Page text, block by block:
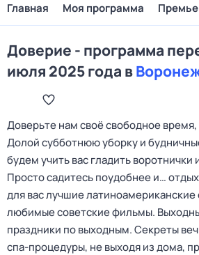
Главная Моя программа
Доверие - программа
июля 2025 года в
Доверьте нам своё свободное
Долой субботнюю уборку и
будем учить вас гладить воротнички
Просто садитесь поудобнее и…
для вас лучшие
любимые советские фильмы.
праздники по выходным. Секреты
спа-процедуры, не выходя из дома,